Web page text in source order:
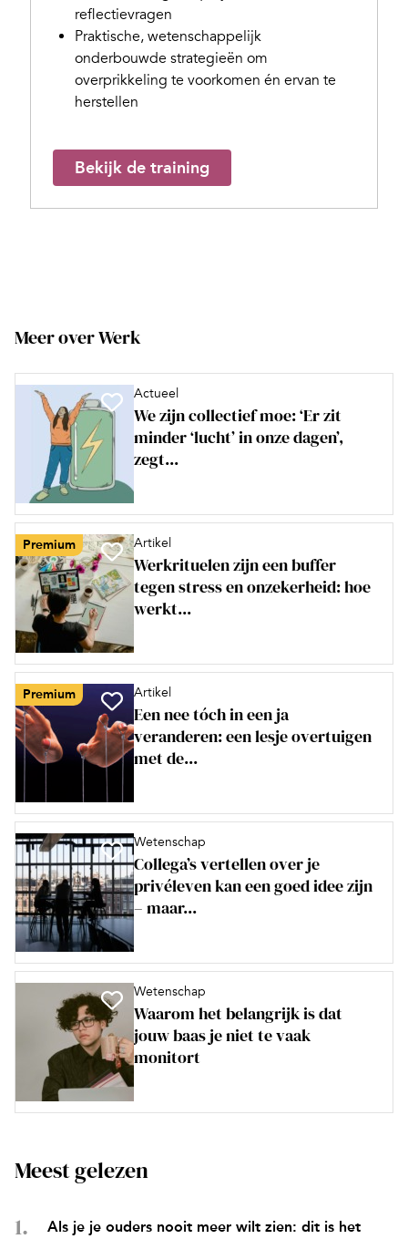
reflectievragen
Praktische, wetenschappelijk
onderbouwde strategieën om
overprikkeling te voorkomen én ervan te
herstellen
Bekijk de training
Meer over Werk
Actueel
We zijn collectief moe: ‘Er zit
minder ‘lucht’ in onze dagen’,
zegt...
Premium Artikel
Werkrituelen zijn een buffer
tegen stress en onzekerheid: hoe
werkt...
Premium Artikel
Een nee tóch in een ja
veranderen: een lesje overtuigen
met de...
Wetenschap
Collega’s vertellen over je
privéleven kan een goed idee zijn
– maar...
Wetenschap
Waarom het belangrijk is dat
jouw baas je niet te vaak
monitort
Meest gelezen
Als je je ouders nooit meer wilt zien: dit is het